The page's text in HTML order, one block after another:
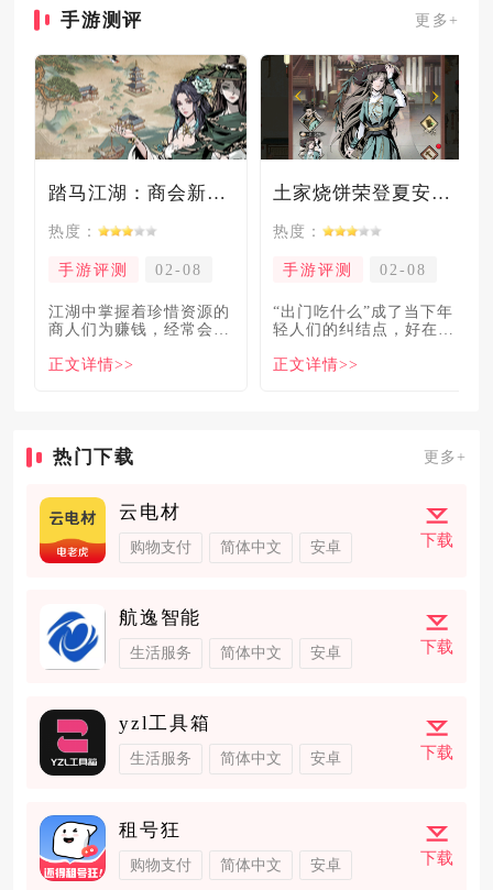
手游测评 更多+
踏马江湖：商会新玩法坑惨奸商，拼多多砍一砍洗脑夏安！
热度：
手游评测 02-08
​江湖中掌握着珍惜资源的
商人们为赚钱，经常会让
倍，
正文详情>>
土家烧饼荣登夏安必吃榜？烧饼西施摇身成流量网红！
热度：
手游评测 02-08
“出门吃什么”成了当下年
轻人们的纠结点，好在美
解
正文详情>>
热门下载 更多+
云电材
购物支付 简体中文 安卓 下载
航逸智能
生活服务 简体中文 安卓 下载
yzl工具箱
生活服务 简体中文 安卓 下载
租号狂
购物支付 简体中文 安卓 下载